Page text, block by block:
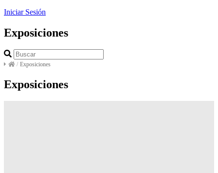
Iniciar Sesión
Exposiciones
/ Exposiciones
Exposiciones